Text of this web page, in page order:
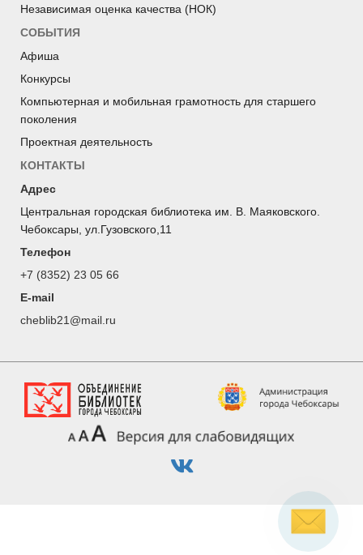
Независимая оценка качества (НОК)
СОБЫТИЯ
Афиша
Конкурсы
Компьютерная и мобильная грамотность для старшего
поколения
Проектная деятельность
КОНТАКТЫ
Адрес
Центральная городская библиотека им. В. Маяковского.
Чебоксары, ул.Гузовского,11
Телефон
+7 (8352) 23 05 66
E-mail
cheblib21@mail.ru